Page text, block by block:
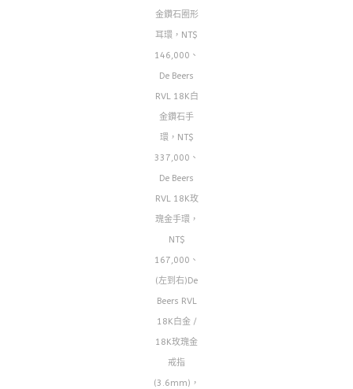
金鑽石圈形
耳環，NT$
146,000、
De Beers
RVL 18K白
金鑽石手
環，NT$
337,000、
De Beers
RVL 18K玫
瑰金手環，
NT$
167,000、
(左到右)De
Beers RVL
18K白金 /
18K玫瑰金
戒指
(3.6mm)，